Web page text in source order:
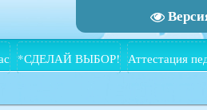
*СДЕЛАЙ ВЫБОР! Аттестация